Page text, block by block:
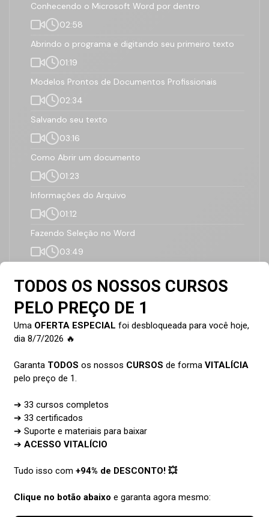
Conhecendo o Microsoft Word por dentro
02:58
Abrindo o programa e digitando seu primeiro texto
01:19
Modelos Prontos de Documentos Profissionais
02:34
Salvando seu texto
03:16
Como Abrir um documento
01:23
Informações do Arquivo
01:12
Fazendo Seleção no Word
03:49
02:10
Como Fazer Correção Ortográfica no Word
04:30
07:38
Salvar documento em PDF
05:13
Parágrafos
3 03| Inserindo itens no Documento